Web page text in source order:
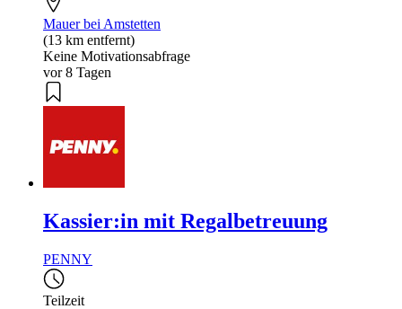
Mauer bei Amstetten
(13 km entfernt)
Keine Motivationsabfrage
vor 8 Tagen
Kassier:in mit Regalbetreuung
PENNY
Teilzeit